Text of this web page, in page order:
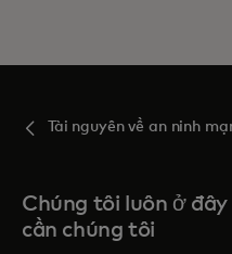
Tài nguyên về an ninh
Chúng tôi luôn ở đây
cần chúng tôi